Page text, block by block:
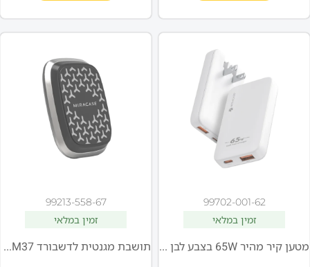
99702-001-62
זמין במלאי
מטען קיר מהיר 65W בצבע לבן MWC65W מבית MIRACASE
99213-558-67
זמין במלאי
תושבת מגנטית לדשבורד MIR MDM37